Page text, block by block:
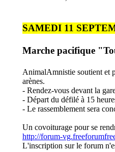
SAMEDI 11
Marche pacifique
AnimalAmnistie soutient et
arènes.
- Rendez-vous devant la
- Départ du défilé à 15
- Le rassemblement sera
Un covoiturage pour se
http://forum-
L'inscription sur le forum